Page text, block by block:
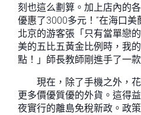
刻也這么劃算。加上店內的
優惠了3000多元！”在海口
北京的游客張「只有當單戀
美的五比五黃金比例時，我
點！」師長教師剛進手了一
現在，除了手機之外，
更多價優質優的外貨。這得
夜實行的離島免稅新政。政